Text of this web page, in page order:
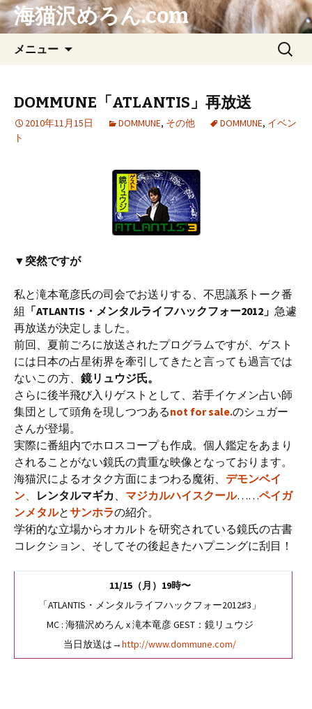
海猫沢めろん.com
メニュー
ツ
へ
検
DOMMUNE「ATLANTIS」再放送
2010年11月15日 DOMMUNE, その他 DOMMUNE, イベン
ト
▼突然ですが
私と滝本竜彦氏の司会でお送りする、不思議系トーク番
組 「ATLANTIS・メンタルライフハックフォー2012」 急遽
再放送が決定しました。
前回、夏前ごろに放送されたプログラムですが、ゲスト
には日本の占星術界を牽引してきたと言っても過言では
ないこの方、 鏡リュウジ氏。
さらに後半飛び入りゲストとして、若手イケメン占い師
集団として頭角を現しつつあるnot for sale.のシュガー
さんが登場。
実際に番組内でホロスコープも作成。個人鑑定をあまり
されることがない鏡氏の貴重な映像となっております。
海猫沢によるオタク方面にまつわる魔術、 デモンベイ
ン、 レンタルマギカ、 マジカルハイスクール……ペイガ
ンメタルとサンホラの紹介。
学術的な立場からオカルトを研究されている鏡氏の古書
コレクション、そしてその後起きたハプニングに刮目！
11/15（月）19時〜
「ATLANTIS・メンタルライフハックフォー2012♯3」
MC : 海猫沢めろん x 滝本竜彦 GEST：鏡リュウジ
当日放送は→http://www.dommune.com/